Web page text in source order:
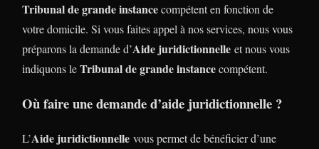
Tribunal de grande instancecompétent en fonction de
votre domicile. Si vous faites appel à nos services, nous vous
préparons la demande d’Aide juridictionnelle et nous vous
indiquons leTribunal de grande instancecompétent.
Où faire une demande d’aide juridictionnelle ?
L’Aide juridictionnelle vous permet de bénéficier d’une